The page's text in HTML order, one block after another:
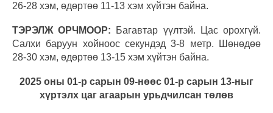
26-28 хэм, өдөртөө 11-13 хэм хүйтэн байна.
ТЭРЭЛЖ ОРЧМООР: Багавтар үүлтэй. Цас орохгүй.
Салхи баруун хойноос секундэд 3-8 метр. Шөнөдөө
28-30 хэм, өдөртөө 13-15 хэм хүйтэн байна.
2025 оны 01-р сарын 09-нөөс 01-р сарын 13-ныг
хүртэлх цаг агаарын урьдчилсан төлөв